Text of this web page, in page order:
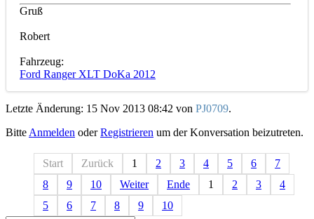
Gruß
Robert
Fahrzeug:
Ford Ranger XLT DoKa 2012
Letzte Änderung: 15 Nov 2013 08:42 von PJ0709.
Bitte Anmelden oderRegistrieren um der Konversation beizutreten.
Start Zurück 1 2 3 4 5 6
7
8
9 10 Weiter Ende 1 2 3
4
5
6 7 8 9 10